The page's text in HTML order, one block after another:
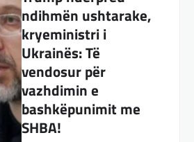
ndihmën ushtarake,
kryeministri i
Ukrainës: Të
vendosur për
vazhdimin e
bashkëpunimit me
SHBA!
BOTA,KULTURË,LAJME,
MË TË FUNDIT OPINIONE ,RAJONI
SPECIALE,TOP
E megjithatë
Amerika është
opsioni më i mirë për
shqiptarët
adminadmin